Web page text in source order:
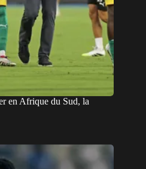
en Afrique du Sud, la